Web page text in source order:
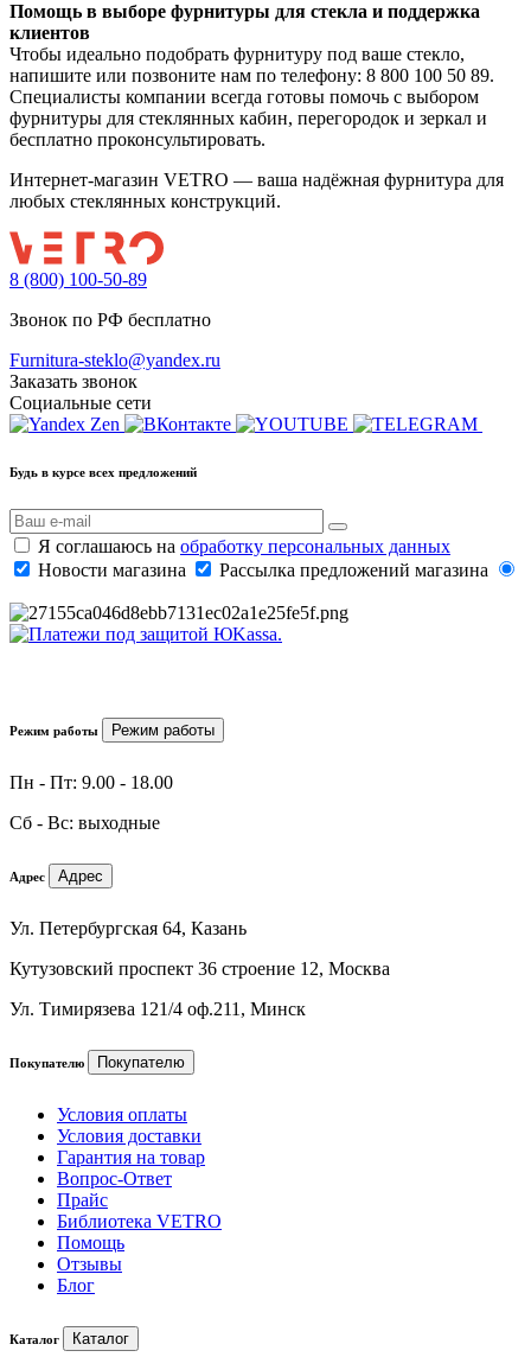
Помощь в выборе фурнитуры для стекла и поддержка
клиентов
Чтобы идеально подобрать фурнитуру под ваше стекло,
напишите или позвоните нам по телефону: 8 800 100 50 89.
Специалисты компании всегда готовы помочь с выбором
фурнитуры для стеклянных кабин, перегородок и зеркал и
бесплатно проконсультировать.
Интернет-магазин VETRO — ваша надёжная фурнитура для
любых стеклянных конструкций.
8 (800) 100-50-89
Звонок по РФ бесплатно
Furnitura-steklo@yandex.ru
Заказать звонок
Социальные сети
Будь в курсе всех предложений
Я соглашаюсь на обработку персональных данных
Новости магазина
Рассылка предложений магазина
Режим работы Режим работы
Пн - Пт: 9.00 - 18.00
Сб - Вс: выходные
Адрес Адрес
Ул. Петербургская 64, Казань
Кутузовский проспект 36 строение 12, Москва
Ул. Тимирязева 121/4 оф.211, Минск
Покупателю Покупателю
Условия оплаты
Условия доставки
Гарантия на товар
Вопрос-Ответ
Прайс
Библиотека VETRO
Помощь
Отзывы
Блог
Каталог Каталог